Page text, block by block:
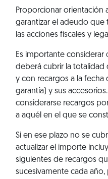
Proporcionar orientación
garantizar el adeudo que
las acciones fiscales y
Es importante
deberá cubrir la totalidad
y con recargos a la fecha
garantía) y sus
considerarse recargos
a aquél en el que se
Si en ese plazo no se
actualizar el importe
siguientes de recargos
sucesivamente cada